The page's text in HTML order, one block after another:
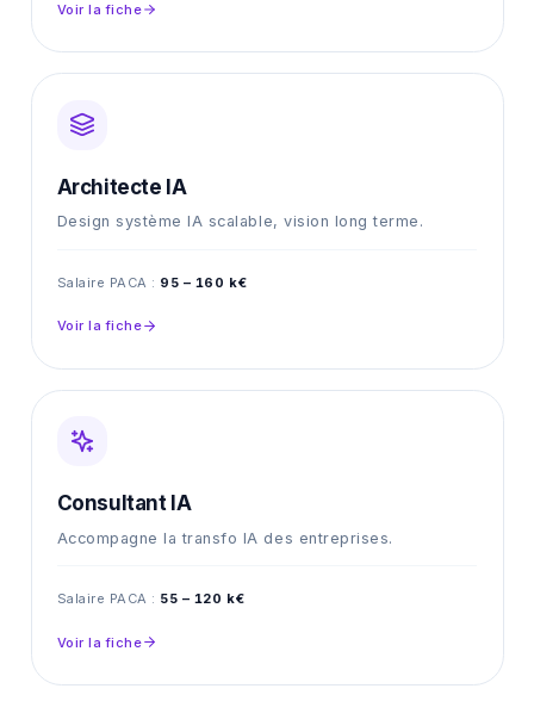
Voir la fiche
Architecte IA
Design système IA scalable, vision long terme.
Salaire PACA : 95 – 160 k€
Voir la fiche
Consultant IA
Accompagne la transfo IA des entreprises.
Salaire PACA : 55 – 120 k€
Voir la fiche